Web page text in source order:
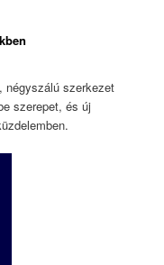
négyszálú szerkezet
szerepet, és új